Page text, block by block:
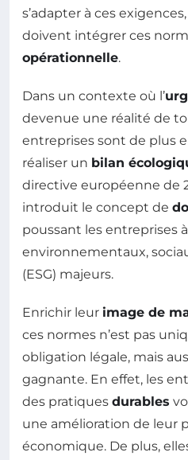
s’adapter à ces
doivent intégrer ces
opérationnelle.
Dans un contexte où l’
devenue une réalité de
entreprises sont de plus
réaliser un bilan
directive européenne de
introduit le concept de
poussant les entreprises
environnementaux,
(ESG) majeurs.
Enrichir leur image de
ces normes n’est pas
obligation légale, mais
gagnante. En effet, les
des pratiques durables
une amélioration de leur
économique. De plus,